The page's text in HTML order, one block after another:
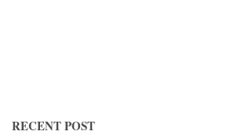
RECENT POST